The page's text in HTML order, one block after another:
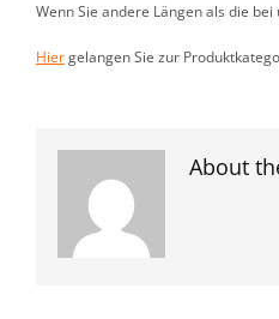
Wenn Sie andere Längen als die
Hiergelangen Sie zur
About